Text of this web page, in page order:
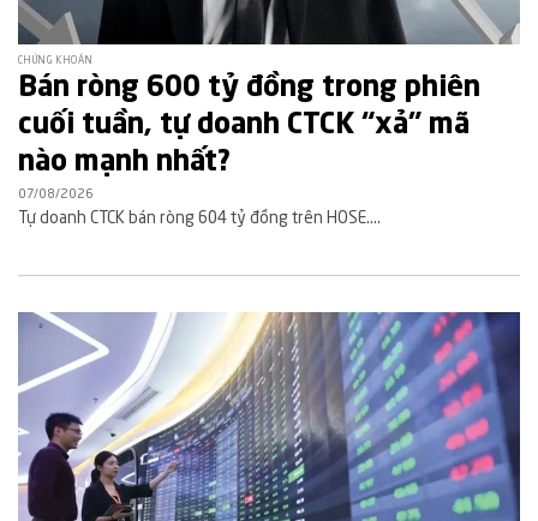
CHỨNG KHOÁN
Bán ròng 600 tỷ đồng trong phiên
cuối tuần, tự doanh CTCK “xả” mã
nào mạnh nhất?
07/08/2026
Tự doanh CTCK bán ròng 604 tỷ đồng trên HOSE....